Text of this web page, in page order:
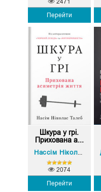
Перейти
2471
Шкура у грі.
Прихована а...
Нассім Ніколас Талеб
Перейти
2074